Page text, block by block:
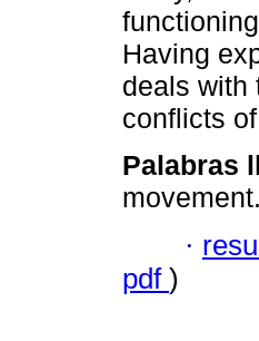
Having
deals with
conflicts
Palabras
movement.
·
pdf )